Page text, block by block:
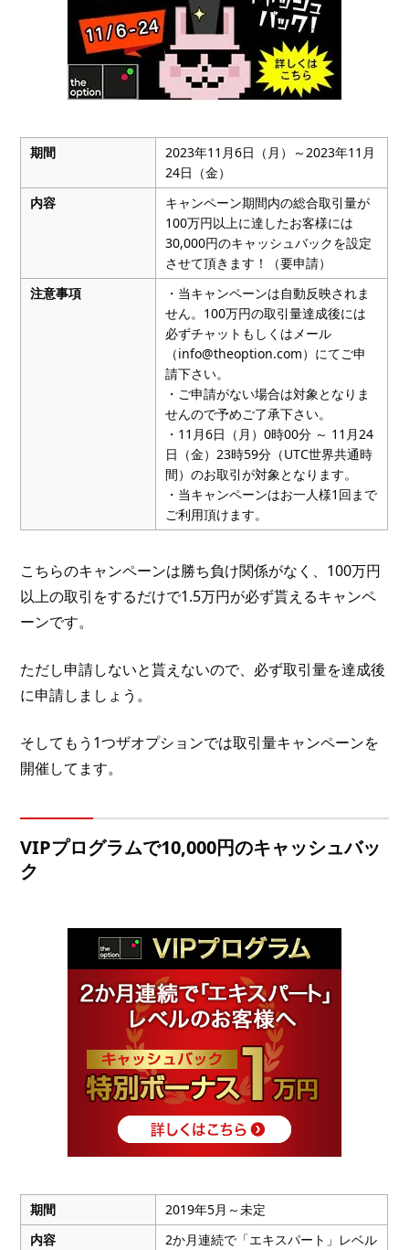
期間
2023年11月6日（月）～2023年11月
24日（金）
内容
キャンペーン期間内の総合取引量が
100万円以上に達したお客様には
30,000円のキャッシュバックを設定
させて頂きます！（要申請）
注意事項
・当キャンペーンは自動反映されま
せん。100万円の取引量達成後には
必ずチャットもしくはメール
（info@theoption.com）にてご申
請下さい。
・ご申請がない場合は対象となりま
せんので予めご了承下さい。
・11月6日（月）0時00分 ～ 11月24
日（金）23時59分（UTC世界共通時
間）のお取引が対象となります。
・当キャンペーンはお一人様1回まで
ご利用頂けます。
こちらのキャンペーンは勝ち負け関係がなく、100万円
以上の取引をするだけで1.5万円が必ず貰えるキャンペ
ーンです。
ただし申請しないと貰えないので、必ず取引量を達成後
に申請しましょう。
そしてもう1つザオプションでは取引量キャンペーンを
開催してます。
VIPプログラムで10,000円のキャッシュバッ
ク
期間
2019年5月～未定
内容
2か月連続で「エキスパート」レベル